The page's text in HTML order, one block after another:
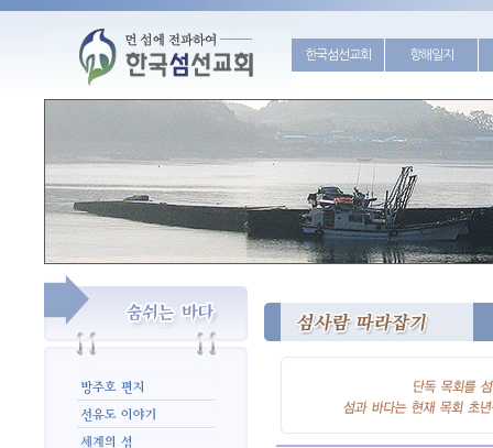
한국섬선교회 항해일지